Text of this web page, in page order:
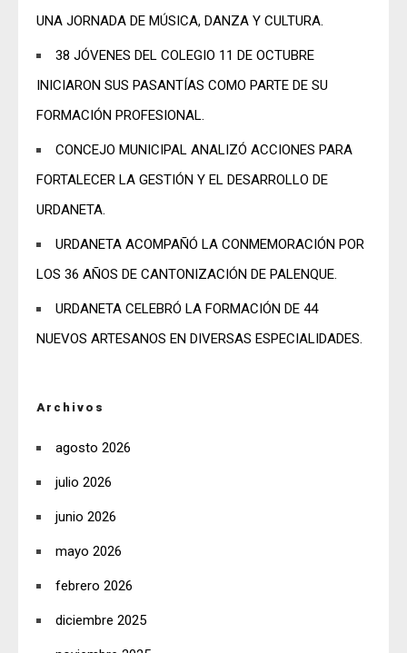
UNA JORNADA DE MÚSICA, DANZA Y CULTURA.
38 JÓVENES DEL COLEGIO 11 DE OCTUBRE
INICIARON SUS PASANTÍAS COMO PARTE DE SU
FORMACIÓN PROFESIONAL.
CONCEJO MUNICIPAL ANALIZÓ ACCIONES PARA
FORTALECER LA GESTIÓN Y EL DESARROLLO DE
URDANETA.
URDANETA ACOMPAÑÓ LA CONMEMORACIÓN POR
LOS 36 AÑOS DE CANTONIZACIÓN DE PALENQUE.
URDANETA CELEBRÓ LA FORMACIÓN DE 44
NUEVOS ARTESANOS EN DIVERSAS ESPECIALIDADES.
Archivos
agosto 2026
julio 2026
junio 2026
mayo 2026
febrero 2026
diciembre 2025